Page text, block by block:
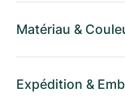
Matériau &
Expédition &